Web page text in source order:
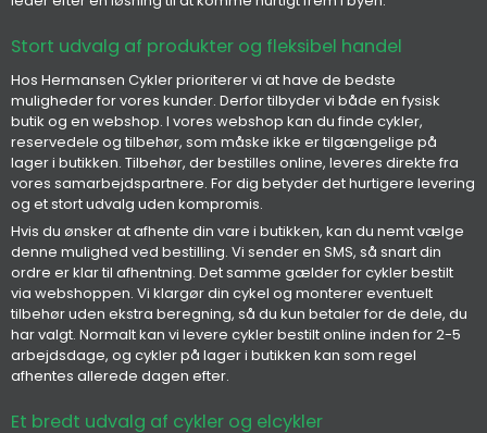
Stort udvalg af produkter og fleksibel handel
Hos Hermansen Cykler prioriterer vi at have de bedste
muligheder for vores kunder. Derfor tilbyder vi både en fysisk
butik og en webshop. I vores webshop kan du finde cykler,
reservedele og tilbehør, som måske ikke er tilgængelige på
lager i butikken. Tilbehør, der bestilles online, leveres direkte fra
vores samarbejdspartnere. For dig betyder det hurtigere levering
og et stort udvalg uden kompromis.
Hvis du ønsker at afhente din vare i butikken, kan du nemt vælge
denne mulighed ved bestilling. Vi sender en SMS, så snart din
ordre er klar til afhentning. Det samme gælder for cykler bestilt
via webshoppen. Vi klargør din cykel og monterer eventuelt
tilbehør uden ekstra beregning, så du kun betaler for de dele, du
har valgt. Normalt kan vi levere cykler bestilt online inden for 2-5
arbejdsdage, og cykler på lager i butikken kan som regel
afhentes allerede dagen efter.
Et bredt udvalg af cykler og elcykler